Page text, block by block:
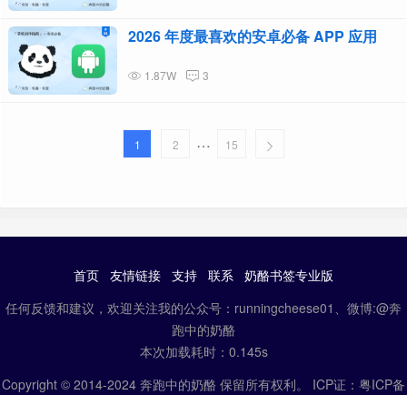
2026 年度最喜欢的安卓必备 APP 应用
1.87W 3
1 2 … 15
首页 友情链接 支持 联系 奶酪书签专业版
任何反馈和建议，欢迎关注我的公众号：runningcheese01、微博:@奔
跑中的奶酪
本次加载耗时：0.145s
Copyright © 2014-2024 奔跑中的奶酪 保留所有权利。 ICP证： 粤ICP备